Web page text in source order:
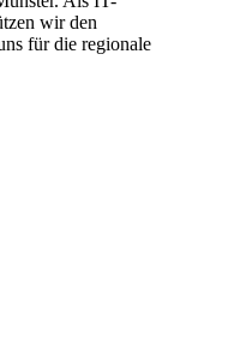
wir den
für die regionale